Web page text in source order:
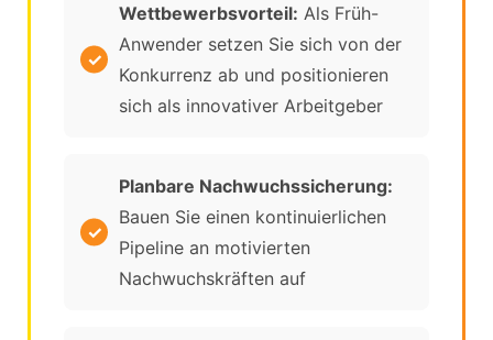
Wettbewerbsvorteil: Als Früh-
Anwender setzen Sie sich von der
Konkurrenz ab und positionieren
sich als innovativer Arbeitgeber
Planbare Nachwuchssicherung:
Bauen Sie einen kontinuierlichen
Pipeline an motivierten
Nachwuchskräften auf